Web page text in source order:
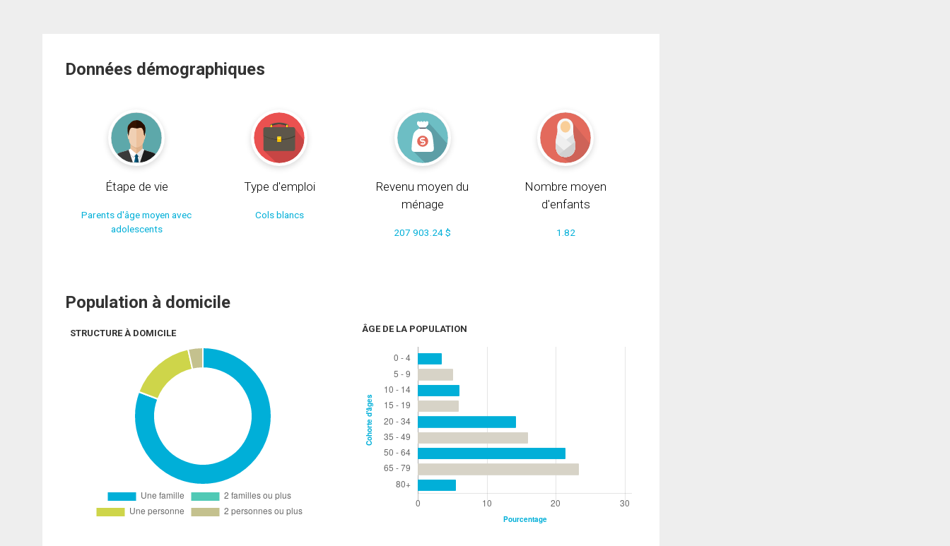
Données démographiques
Étape de vie
Parents d'âge moyen avec
adolescents
Type d'emploi
Cols blancs
Revenu moyen du
ménage
207 903.24 $
Nombre moyen
d'enfants
1.82
Population à domicile
STRUCTURE À DOMICILE ÂGE DE LA POPULATION